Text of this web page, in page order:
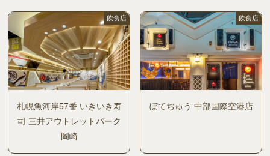
飲食店
札幌魚河岸57番 いきいき寿
司 三井アウトレットパーク
岡崎
飲食店
ぼてぢゅう 中部国際空港店